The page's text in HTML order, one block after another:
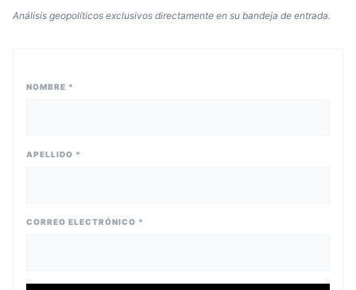
Análisis geopolíticos exclusivos directamente en su bandeja de entrada.
NOMBRE *
APELLIDO *
CORREO ELECTRÓNICO *